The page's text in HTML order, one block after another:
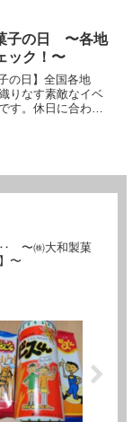
チャ研究所の成田
子の日 〜各地
ック！〜
の日】全国各地
りなす素敵なイベ
す。休日に合わせ
‥ 〜㈱大和製菓
〜